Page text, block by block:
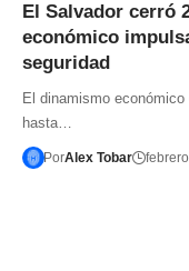
El Salvador cerró
económico
seguridad
El dinamismo
hasta…
PorAlex Tobar